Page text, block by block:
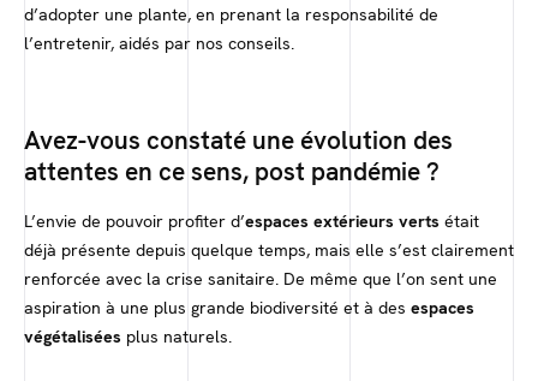
d’adopter une plante, en prenant la responsabilité de
l’entretenir, aidés par nos conseils.
Avez-vous constaté une évolution des
attentes en ce sens, post pandémie ?
L’envie de pouvoir profiter d’espaces extérieurs verts était
déjà présente depuis quelque temps, mais elle s’est clairement
renforcée avec la crise sanitaire. De même que l’on sent une
aspiration à une plus grande biodiversité et à des espaces
végétalisées plus naturels.